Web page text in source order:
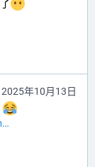
2025年10月13日